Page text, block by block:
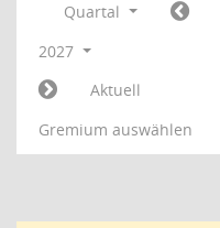
Quartal
2027
Aktuell
Gremium auswählen